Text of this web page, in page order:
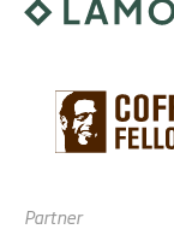
Partner